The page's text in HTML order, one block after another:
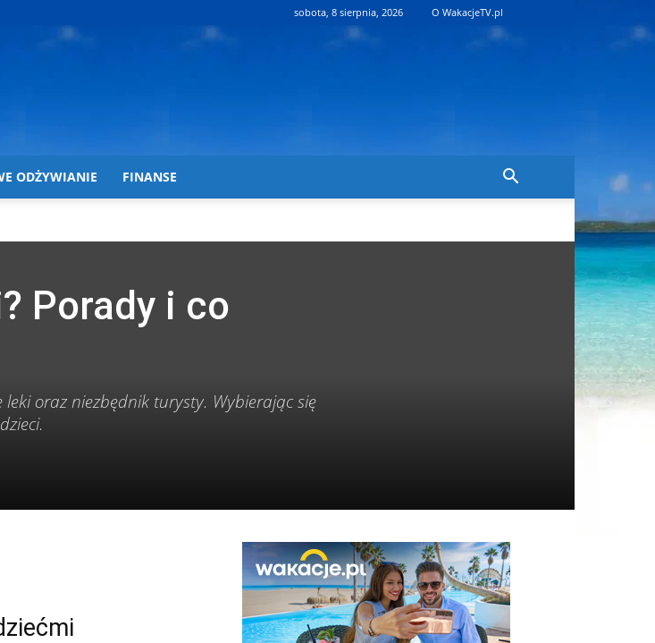
sobota, 8 sierpnia, 2026 O WakacjeTV.pl
ODŻYWIANIE FINANSE
Porady i co
oraz niezbędnik turysty. Wybierając się